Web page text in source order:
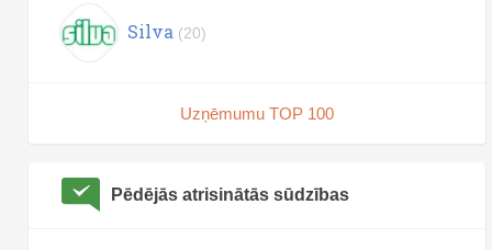
Silva (20)
Uzņēmumu TOP 100
Pēdējās atrisinātās sūdzības